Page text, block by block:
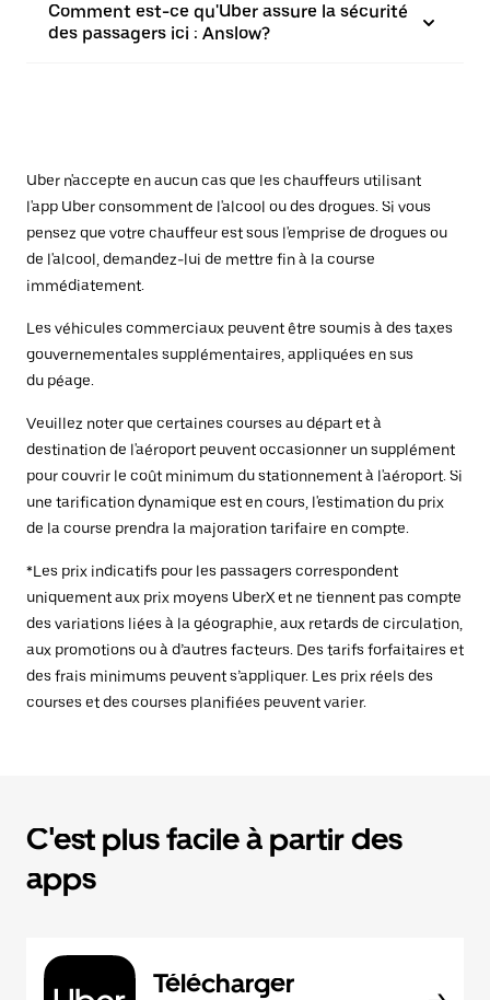
Comment est-ce qu'Uber assure la sécurité
des passagers ici : Anslow?
Uber n'accepte en aucun cas que les chauffeurs utilisant
l'app Uber consomment de l'alcool ou des drogues. Si vous
pensez que votre chauffeur est sous l'emprise de drogues ou
de l'alcool, demandez-lui de mettre fin à la course
immédiatement.
Les véhicules commerciaux peuvent être soumis à des taxes
gouvernementales supplémentaires, appliquées en sus
du péage.
Veuillez noter que certaines courses au départ et à
destination de l'aéroport peuvent occasionner un supplément
pour couvrir le coût minimum du stationnement à l'aéroport. Si
une tarification dynamique est en cours, l'estimation du prix
de la course prendra la majoration tarifaire en compte.
*Les prix indicatifs pour les passagers correspondent
uniquement aux prix moyens UberX et ne tiennent pas compte
des variations liées à la géographie, aux retards de circulation,
aux promotions ou à d’autres facteurs. Des tarifs forfaitaires et
des frais minimums peuvent s’appliquer. Les prix réels des
courses et des courses planifiées peuvent varier.
C'est plus facile à partir des
apps
Télécharger